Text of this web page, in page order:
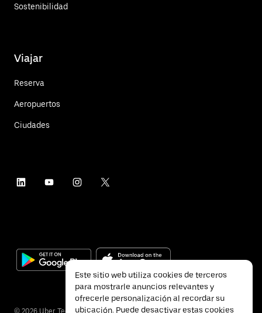
Sostenibilidad
Viajar
Reserva
Aeropuertos
Ciudades
© 2026 Uber Technologies Inc.
Este sitio web utiliza cookies de terceros
para mostrarle anuncios relevantes y
ofrecerle personalización al recordar su
ubicación. Puede desactivar estas cookies